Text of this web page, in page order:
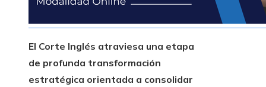
El Corte Inglés atraviesa una etapa
de profunda transformación
estratégica orientada a consolidar